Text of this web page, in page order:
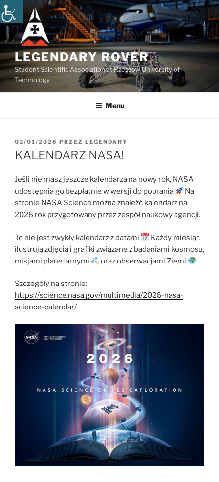
Przejdź
do
treści
LEGENDARY ROVER
Student Scientific Association at Rzeszow University of
Technology
Menu
OPUBLIKOWANE
W
02/01/2026 PRZEZ LEGENDARY
KALENDARZ NASA!
Jeśli nie masz jeszcze kalendarza na nowy rok, NASA
udostępnia go bezpłatnie w wersji do pobrania
Na
stronie NASA Science można znaleźć kalendarz na
2026 rok przygotowany przez zespół naukowy agencji.
To nie jest zwykły kalendarz z datami
Każdy miesiąc
ilustrują zdjęcia i grafiki związane z badaniami kosmosu,
misjami planetarnymi
oraz obserwacjami Ziemi
Szczegóły na stronie:
https://science.nasa.gov/multimedia/2026-nasa-
science-calendar/